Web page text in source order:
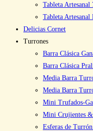
Tableta
Tableta
Delicias Cornet
Turrones
Barra Clásica
Barra Clásica
Media Barra
Media Barra
Mini Trufados-
Mini Crujientes
Esferas de